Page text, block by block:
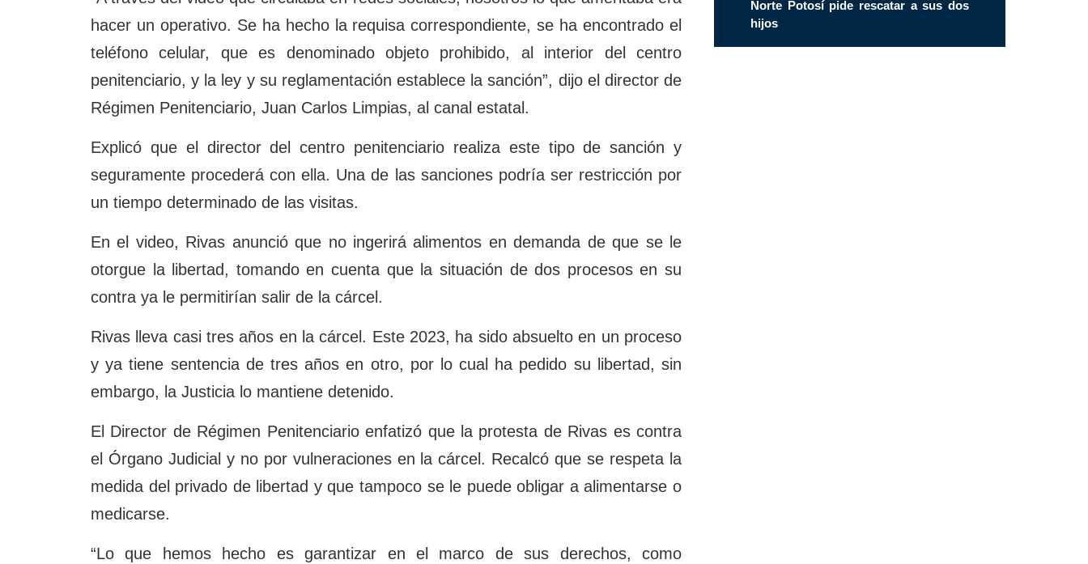
hacer un operativo. Se ha hecho la requisa correspondiente, se ha encontrado el
teléfono celular, que es denominado objeto prohibido, al interior del centro
penitenciario, y la ley y su reglamentación establece la sanción”, dijo el director de
Régimen Penitenciario, Juan Carlos Limpias, al canal estatal.
Explicó que el director del centro penitenciario realiza este tipo de sanción y
seguramente procederá con ella. Una de las sanciones podría ser restricción por
un tiempo determinado de las visitas.
En el video, Rivas anunció que no ingerirá alimentos en demanda de que se le
otorgue la libertad, tomando en cuenta que la situación de dos procesos en su
contra ya le permitirían salir de la cárcel.
Rivas lleva casi tres años en la cárcel. Este 2023, ha sido absuelto en un proceso
y ya tiene sentencia de tres años en otro, por lo cual ha pedido su libertad, sin
embargo, la Justicia lo mantiene detenido.
El Director de Régimen Penitenciario enfatizó que la protesta de Rivas es contra
el Órgano Judicial y no por vulneraciones en la cárcel. Recalcó que se respeta la
medida del privado de libertad y que tampoco se le puede obligar a alimentarse o
medicarse.
“Lo que hemos hecho es garantizar en el marco de sus derechos, como
Norte Potosí pide rescatar a sus dos
hijos